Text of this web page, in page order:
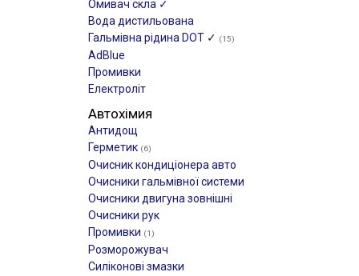
Омивач скла ✓
Вода дистильована
Гальмівна рідина DOT ✓ (15)
AdBlue
Промивки
Електроліт
Автохімия
Антидощ
Герметик (6)
Очисник кондиціонера авто
Очисники гальмівної системи
Очисники двигуна зовнішні
Очисники рук
Промивки (1)
Розморожувач
Силіконові змазки